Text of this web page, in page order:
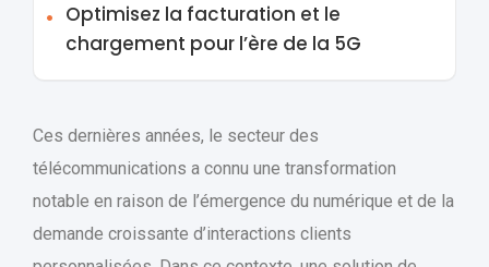
Ces dernières années, le secteur des
télécommunications a connu une transformation
notable en raison de l’émergence du numérique et de la
demande croissante d’interactions clients
Optimisez la facturation et le
chargement pour l’ère de la 5G